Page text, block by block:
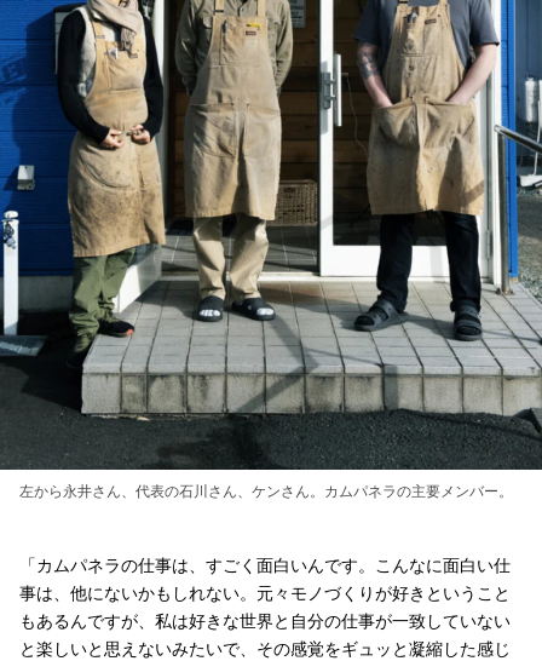
左から永井さん、代表の石川さん、ケンさん。カムパネラの主要メンバー。
「カムパネラの仕事は、すごく面白いんです。こんなに面白い仕
事は、他にないかもしれない。元々モノづくりが好きということ
もあるんですが、私は好きな世界と自分の仕事が一致していない
と楽しいと思えないみたいで、その感覚をギュッと凝縮した感じ